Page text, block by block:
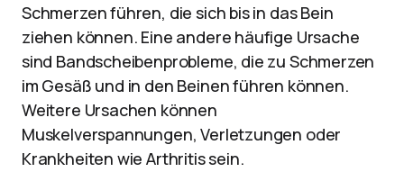
Schmerzen führen, die sich bis in das Bein
ziehen können. Eine andere häufige Ursache
sind Bandscheibenprobleme, die zu Schmerzen
im Gesäß und in den Beinen führen können.
Weitere Ursachen können
Muskelverspannungen, Verletzungen oder
Krankheiten wie Arthritis sein.